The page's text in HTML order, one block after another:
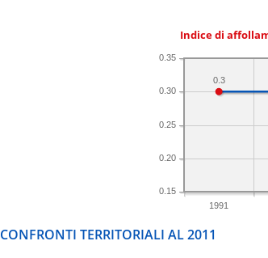
Indice di
1991
0.15
0.20
0.25
0.30
0.35
0.3
CONFRONTI TERRITORIALI AL 2011